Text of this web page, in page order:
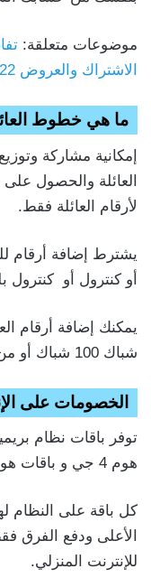
موضوعات متعلقة:
الاشتراك والعروض 2022
ما هي خطوط
إمكانية مشاركة
العائلة والحصول
لأرقام العائلة فقط.
يشترط إضافة أرقام
أو كنترول أو
شباك 100 شباك أو من خلال تطبيق ماي اورنج.
الخصومات على
توفر باقات نظام
هوم 4 جي و باقات هوم DSL للإنترنت المنزلي.
كل باقة على النظام
الأعلى ودفع الفرق
للإنترنت المنزلي.